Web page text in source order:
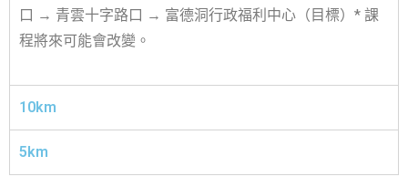
口 → 青雲十字路口 → 富德洞行政福利中心（目標） * 課
程將來可能會改變。
10km
5km